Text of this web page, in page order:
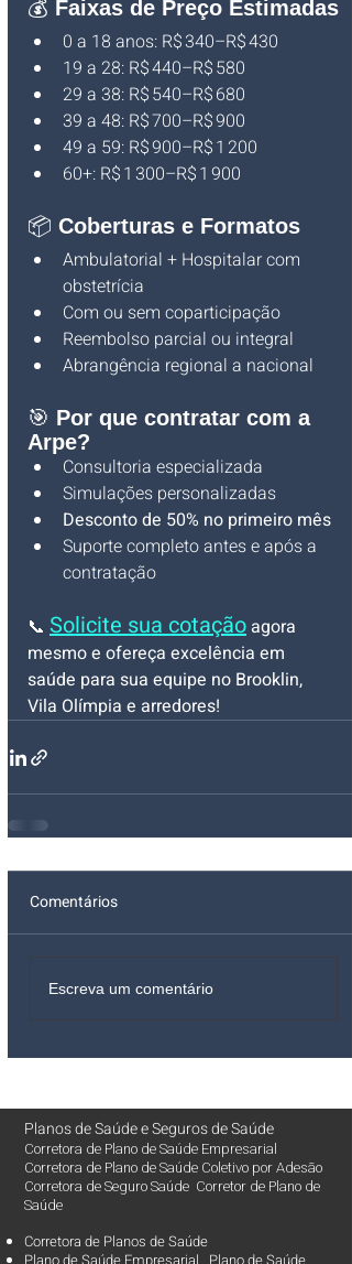
💰 Faixas de Preço Estimadas
0 a 18 anos: R$ 340–R$ 430
19 a 28: R$ 440–R$ 580
29 a 38: R$ 540–R$ 680
39 a 48: R$ 700–R$ 900
49 a 59: R$ 900–R$ 1 200
60+: R$ 1 300–R$ 1 900
📦 Coberturas e Formatos
Ambulatorial + Hospitalar com
obstetrícia
Com ou sem coparticipação
Reembolso parcial ou integral
Abrangência regional a nacional
🎯 Por que contratar com a
Arpe?
Consultoria especializada
Simulações personalizadas
Desconto de 50% no primeiro mês
Suporte completo antes e após a
contratação
📞 Solicite sua cotação agora
mesmo e ofereça excelência em
saúde para sua equipe no Brooklin,
Vila Olímpia e arredores!
Comentários
Escreva um comentário
Planos de SaúdeeSeguros de Saúde
Corretora de Plano de Saúde Empresarial
Corretora de Plano de Saúde Coletivo por Adesão
Corretora de Seguro Saúde Corretor de Plano de
Saúde
Corretora de Planos de Saúde